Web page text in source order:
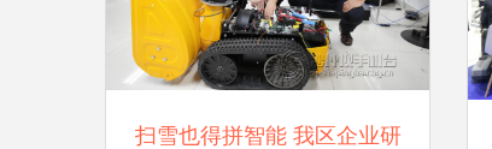
扫雪也得拼智能 我区企业研